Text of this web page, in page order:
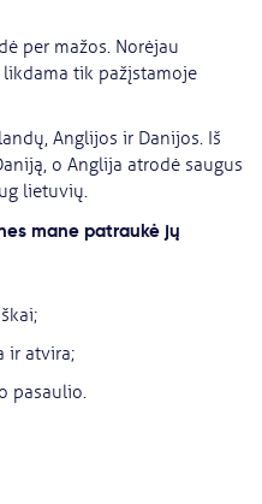
per mažos. Norėjau
tik pažįstamoje
Anglijos ir Danijos. Iš
o Anglija atrodė saugus
lietuvių.
mane patraukė jų
ir atvira;
pasaulio.